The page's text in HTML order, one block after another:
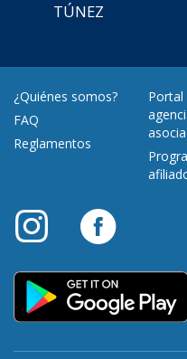
TÚNEZ
¿Quiénes somos?
FAQ
Reglamentos
Portal